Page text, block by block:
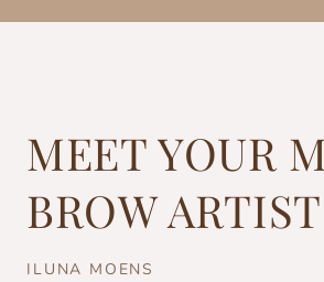
MEET YOUR
BROW ARTIST
ILUNA MOENS